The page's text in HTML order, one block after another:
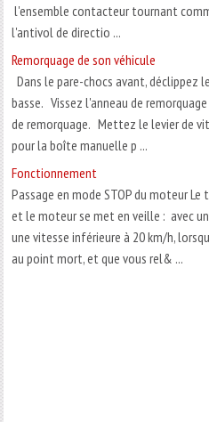
l'ensemble contacteur tournant
l'antivol de directio ...
Remorquage de son véhicule
Dans le pare-chocs avant, déclippez
basse. Vissez l'anneau de
de remorquage. Mettez le levier de
pour la boîte manuelle p ...
Fonctionnement
Passage en mode STOP du moteur Le
et le moteur se met en veille : avec
une vitesse inférieure à 20 km/h,
au point mort, et que vous rel& ...